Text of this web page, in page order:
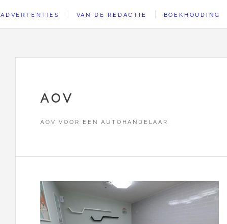
ADVERTENTIES VAN DE REDACTIE BOEKHOUDING
AOV
AOV VOOR EEN AUTOHANDELAAR